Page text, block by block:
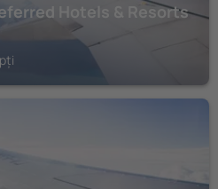
Hotels & Resorts